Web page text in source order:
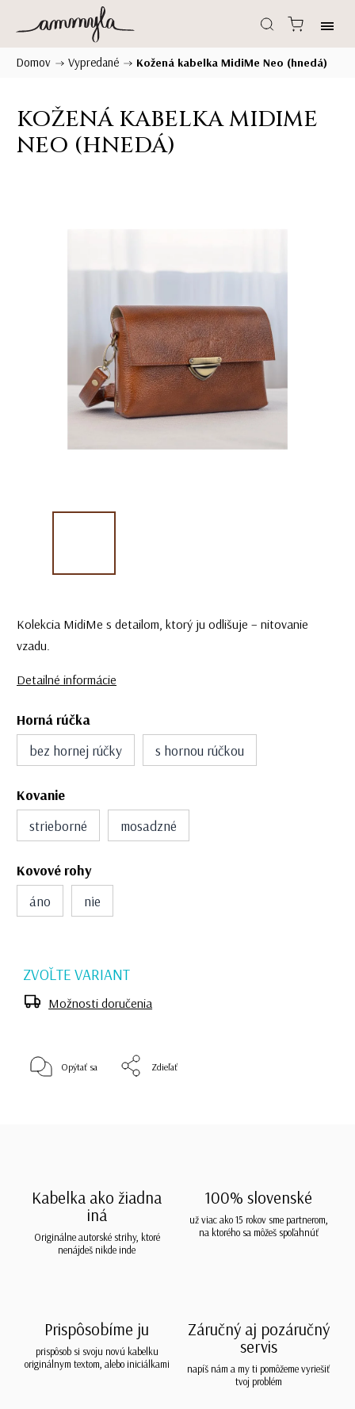
Domov / Vypredané / Kožená kabelka MidiMe Neo (hnedá)
KOŽENÁ KABELKA MIDIME
NEO (HNEDÁ)
Kolekcia MidiMe s detailom, ktorý ju odlišuje – nitovanie
vzadu.
Detailné informácie
Horná rúčka
bez hornej rúčky
s hornou rúčkou
Kovanie
strieborné
mosadzné
Kovové rohy
áno
nie
ZVOĽTE VARIANT
Možnosti doručenia
Opýtať sa Zdieľať
Kabelka ako žiadna
iná
Originálne autorské strihy, ktoré
nenájdeš nikde inde
100% slovenské
už viac ako 15 rokov sme partnerom,
na ktorého sa môžeš spoľahnúť
Prispôsobíme ju
prispôsob si svoju novú kabelku
originálnym textom, alebo iniciálkami
Záručný aj pozáručný
servis
napíš nám a my ti pomôžeme vyriešiť
tvoj problém